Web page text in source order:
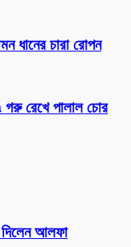
ধানের চারা রোপন
রেখে পালাল চোর
দিলেন আলফা